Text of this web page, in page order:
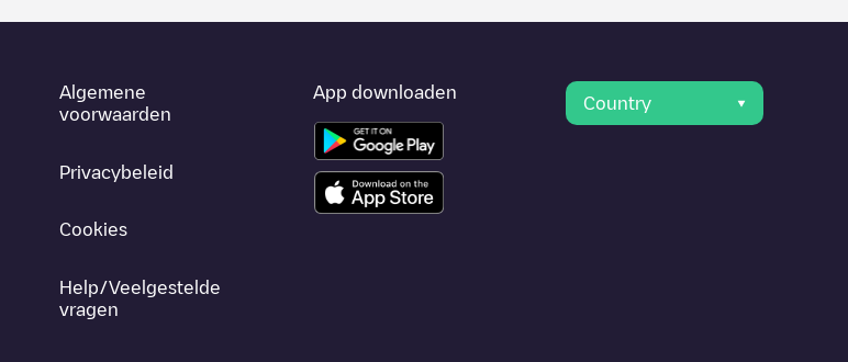
Algemene
voorwaarden
Privacybeleid
Cookies
Help/Veelgestelde
vragen
App downloaden
Country